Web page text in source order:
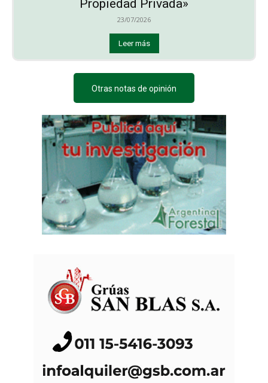
Propiedad Privada»
23/07/2026
Leer más
Otras notas de opinión